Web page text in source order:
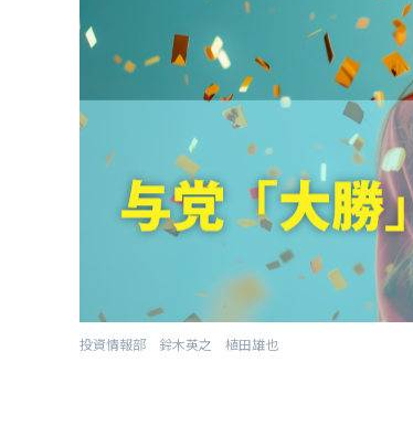
投資情報部 鈴木英之 植田雄也